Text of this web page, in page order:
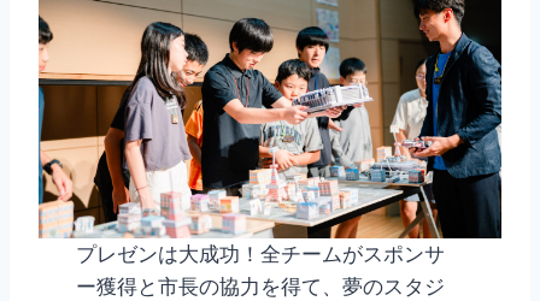
プレゼンは大成功！全チームがスポンサ
ー獲得と市長の協力を得て、夢のスタジ